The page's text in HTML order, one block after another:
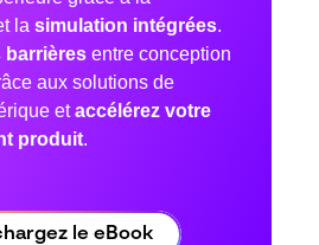
la simulation intégrées.
barrières entre conception
aux solutions de
etaccélérez votre
produit.
le eBook